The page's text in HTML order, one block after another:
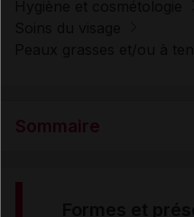
Sommaire